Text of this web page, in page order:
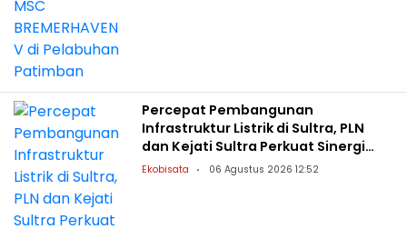
Percepat Pembangunan
Infrastruktur Listrik di Sultra, PLN
dan Kejati Sultra Perkuat Sinergi
Hukum
Ekobisata 06 Agustus 2026 12:52